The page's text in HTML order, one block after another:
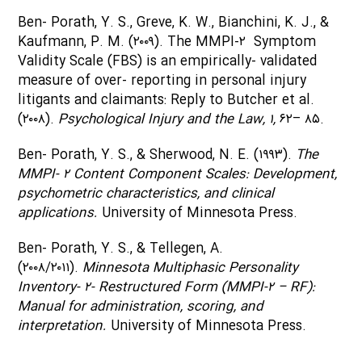
Ben- Porath, Y. S., Greve, K. W., Bianchini, K. J., &
Kaufmann, P. M. (۲۰۰۹). The MMPI-۲ Symptom
Validity Scale (FBS) is an empirically- validated
measure of over- reporting in personal injury
litigants and claimants: Reply to Butcher et al.
(۲۰۰۸). Psychological Injury and the Law, ۱,۶۲– ۸۵.
Ben- Porath, Y. S., & Sherwood, N. E. (۱۹۹۳). The
MMPI- ۲ Content Component Scales: Development,
psychometric characteristics, and clinical
applications. University of Minnesota Press.
Ben- Porath, Y. S., & Tellegen, A.
(۲۰۰۸/۲۰۱۱). Minnesota Multiphasic Personality
Inventory- ۲- Restructured Form (MMPI-۲ – RF):
Manual for administration, scoring, and
interpretation. University of Minnesota Press.